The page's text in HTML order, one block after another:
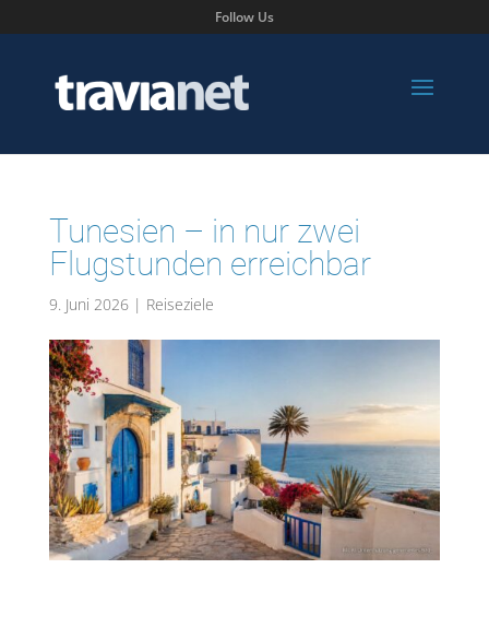
Follow Us
Tunesien – in nur zwei
Flugstunden erreichbar
9. Juni 2026| Reiseziele